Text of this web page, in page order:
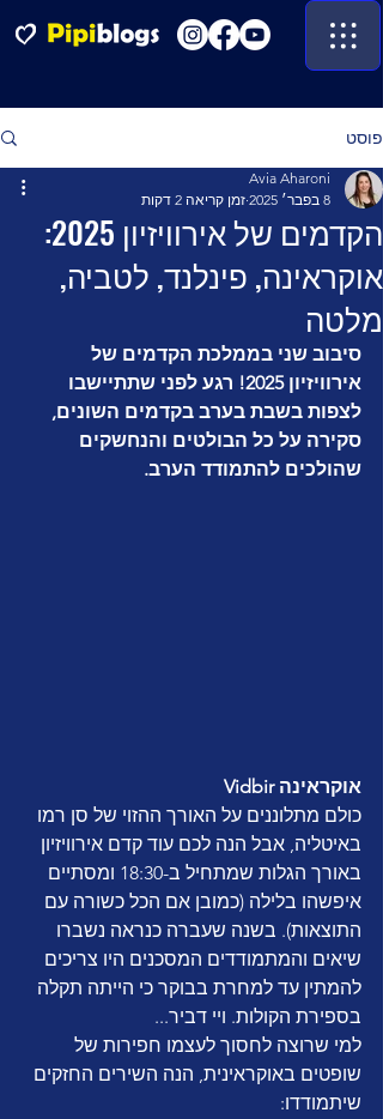
פוסט
הקדמים של אירוויזיון 2025:
אוקראינה, פינלנד, לטביה,
מלטה
Avia Aharoni
8 בפבר׳ 2025
זמן קריאה 2 דקות
סיבוב שני בממלכת הקדמים של
אירוויזיון 2025! רגע לפני שתתיישבו
לצפות בשבת בערב בקדמים השונים,
סקירה על כל הבולטים והנחשקים
שהולכים להתמודד הערב.
Vidbir אוקראינה
כולם מתלוננים על האורך ההזוי של סן רמו
באיטליה, אבל הנה לכם עוד קדם אירוויזיון
באורך הגלות שמתחיל ב-18:30 ומסתיים
איפשהו בלילה (כמובן אם הכל כשורה עם
התוצאות). בשנה שעברה כנראה נשברו
שיאים והמתמודדים המסכנים היו צריכים
להמתין עד למחרת בבוקר כי הייתה תקלה
בספירת הקולות. ויי דביר...
למי שרוצה לחסוך לעצמו חפירות של
שופטים באוקראינית, הנה השירים החזקים
שיתמודדו: